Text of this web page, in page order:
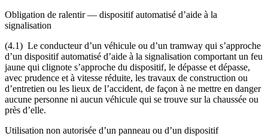
Obligation de ralentir — dispositif automatisé d’aide à la
signalisation
(4.1) Le conducteur d’un véhicule ou d’un tramway qui s’approche
d’un dispositif automatisé d’aide à la signalisation comportant un feu
jaune qui clignote s’approche du dispositif, le dépasse et dépasse,
avec prudence et à vitesse réduite, les travaux de construction ou
d’entretien ou les lieux de l’accident, de façon à ne mettre en danger
aucune personne ni aucun véhicule qui se trouve sur la chaussée ou
près d’elle.
Utilisation non autorisée d’un panneau ou d’un dispositif